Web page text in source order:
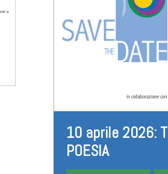
10 aprile 2026:
POESIA